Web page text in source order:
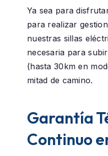
Ya sea para
para realizar
nuestras sillas
necesaria para
(hasta 30km en
mitad de camino.
Garantía
Continuo